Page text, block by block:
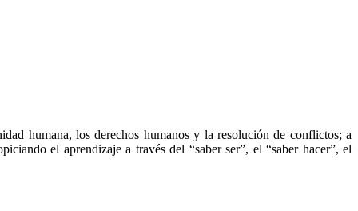
humana, los derechos humanos y la resolución de conflictos; a
el aprendizaje a través del “saber ser”, el “saber hacer”, el